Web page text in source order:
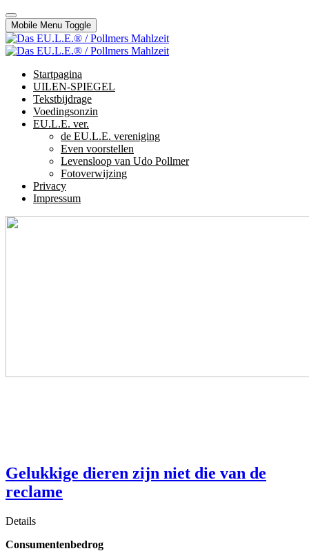
Mobile Menu Toggle
Startpagina
UILEN-SPIEGEL
Tekstbijdrage
Voedingsonzin
EU.L.E. ver.
de EU.L.E. vereniging
Even voorstellen
Levensloop van Udo Pollmer
Fotoverwijzing
Privacy
Impressum
Gelukkige dieren zijn niet die van de
reclame
Details
Consumentenbedrog